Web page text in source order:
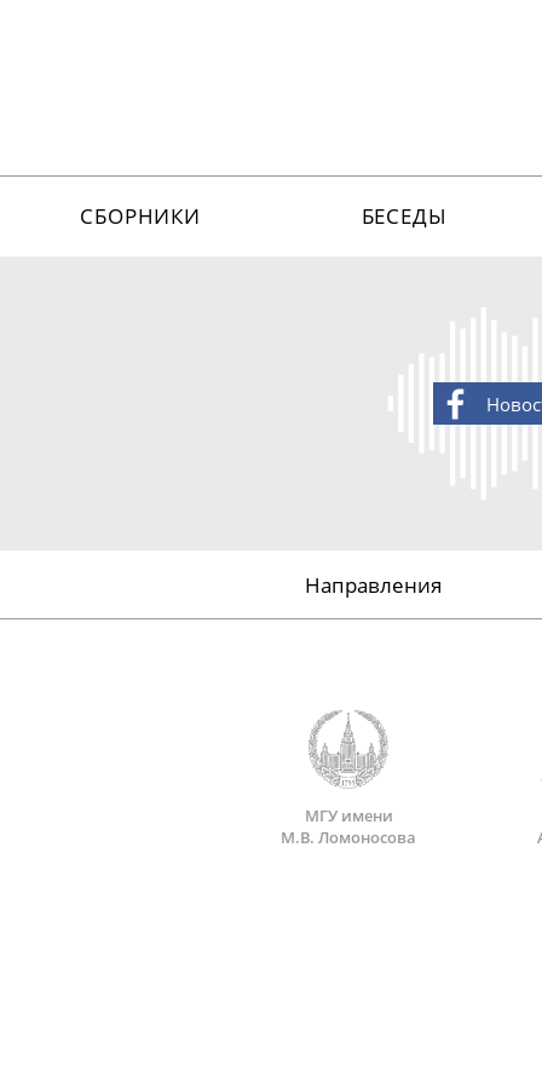
СБОРНИКИ БЕСЕДЫ
Направления
МГУ имени
М.В. Ломоносова